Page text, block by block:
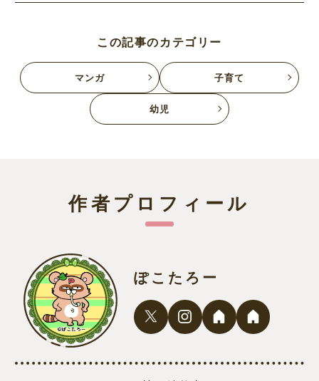
この記事のカテゴリー
マンガ 子育て
幼児
作者プロフィール
ぽこたろー